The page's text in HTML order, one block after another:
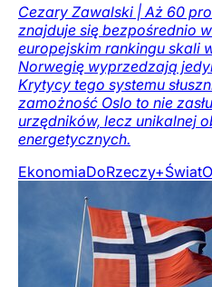
Cezary Zawalski | Aż 60
znajduje się bezpośrednio
europejskim rankingu skali
Norwegię wyprzedzają
Krytycy tego systemu
zamożność Oslo to nie
urzędników, lecz unikalnej
energetycznych.
EkonomiaDoRzeczy+Świat